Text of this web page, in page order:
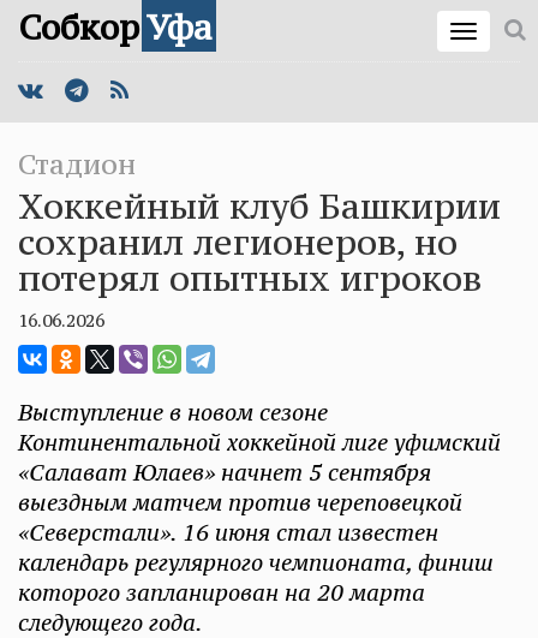
СобкорУфа
Стадион
Хоккейный клуб Башкирии
сохранил легионеров, но
потерял опытных игроков
16.06.2026
Выступление в новом сезоне
Континентальной хоккейной лиге уфимский
«Салават Юлаев» начнет 5 сентября
выездным матчем против череповецкой
«Северстали». 16 июня стал известен
календарь регулярного чемпионата, финиш
которого запланирован на 20 марта
следующего года.